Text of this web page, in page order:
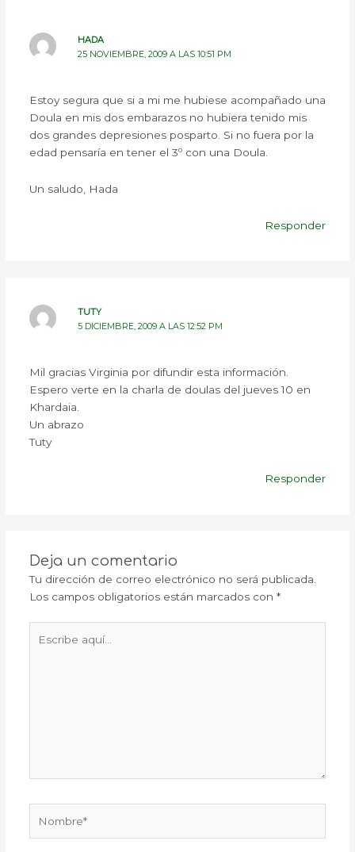
HADA
25 NOVIEMBRE, 2009 A LAS 10:51 PM
Estoy segura que si a mi me hubiese acompañado una
Doula en mis dos embarazos no hubiera tenido mis
dos grandes depresiones posparto. Si no fuera por la
edad pensaría en tener el 3º con una Doula.
Un saludo, Hada
Responder
TUTY
5 DICIEMBRE, 2009 A LAS 12:52 PM
Mil gracias Virginia por difundir esta información.
Espero verte en la charla de doulas del jueves 10 en
Khardaia.
Un abrazo
Tuty
Responder
Deja un comentario
Tu dirección de correo electrónico no será publicada.
Los campos obligatorios están marcados con *
aquí...